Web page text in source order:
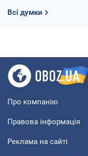
Всі думки
Про компанію
Правова інформація
Реклама на сайті